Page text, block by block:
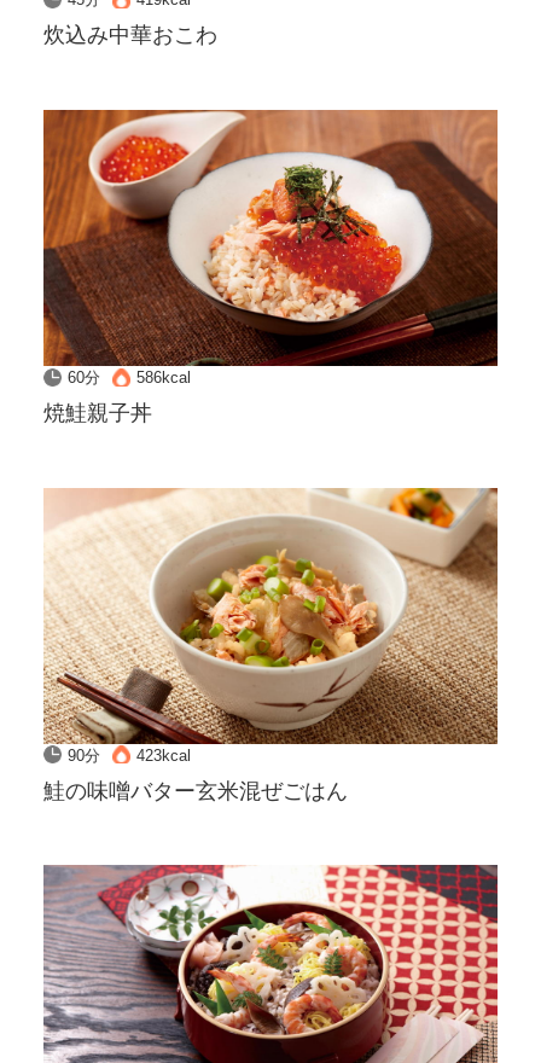
炊込み中華おこわ
60分 586kcal
焼鮭親子丼
90分 423kcal
鮭の味噌バター玄米混ぜごはん